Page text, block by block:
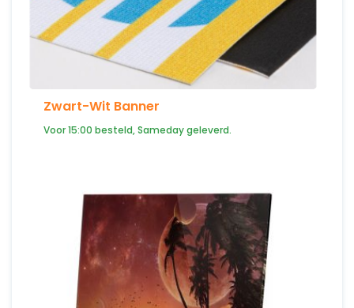
Zwart-Wit Banner
Voor 15:00 besteld, Sameday geleverd.